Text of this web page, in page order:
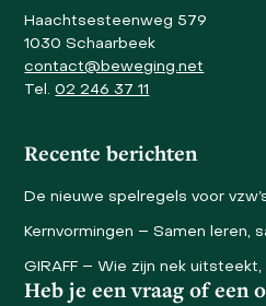
Haachtsesteenweg 579
1030 Schaarbeek
contact@beweging.net
Tel.02 246 37 11
Recente berichten
De nieuwe spelregels voor
Kernvormingen – Samen leren,
GIRAFF – Wie zijn nek
Heb je een vraag of een